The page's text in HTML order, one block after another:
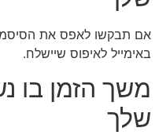
באימייל לאיפוס שיישלח.
משך הזמן בו
שלך